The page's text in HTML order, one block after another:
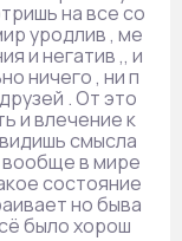
на все со
уродлив , ме
и негатив ,, и
ничего , ни п
. От это
и влечение к
смысла
вообще в мире
состояние
но быва
было хорош